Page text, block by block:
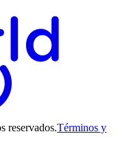
reservados.Términos y